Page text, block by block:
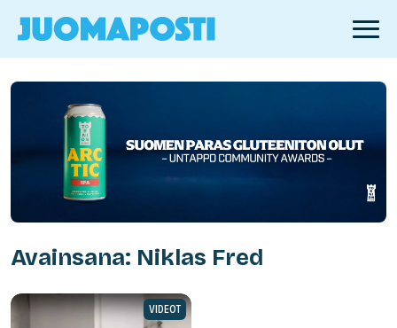
Avainsana: Niklas Fred
VIDEOT